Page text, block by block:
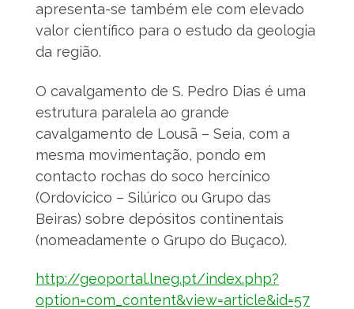
apresenta-se também ele com elevado
valor científico para o estudo da geologia
da região.
O cavalgamento de S. Pedro Dias é uma
estrutura paralela ao grande
cavalgamento de Lousã – Seia, com a
mesma movimentação, pondo em
contacto rochas do soco hercínico
(Ordovícico – Silúrico ou Grupo das
Beiras) sobre depósitos continentais
(nomeadamente o Grupo do Buçaco).
http://geoportal.lneg.pt/index.php?
option=com_content&view=article&id=57